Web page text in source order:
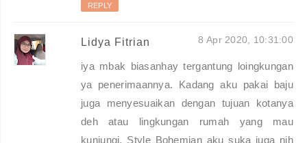
REPLY
Lidya Fitrian 8 Apr 2020, 10:31:00
iya mbak biasanhay tergantung loingkungan
ya penerimaannya. Kadang aku pakai baju
juga menyesuaikan dengan tujuan kotanya
deh atau lingkungan rumah yang mau
kunjungi. Style Bohemian aku suka juga nih